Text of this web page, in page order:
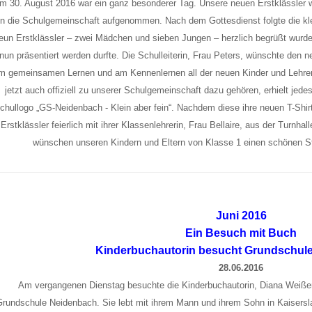
30. August 2016 war ein ganz besonderer Tag. Unsere neuen
die Schulgemeinschaft aufgenommen. Nach dem Gottesdienst folgte die
Erstklässler – zwei Mädchen und sieben Jungen – herzlich begrüßt
nun präsentiert werden durfte. Die Schulleiterin, Frau Peters, wünschte den
gemeinsamen Lernen und am Kennenlernen all der neuen Kinder und
jetzt auch offiziell zu unserer Schulgemeinschaft dazu gehören, erhielt
„GS-Neidenbach - Klein aber fein“. Nachdem diese ihre neuen T-
Erstklässler feierlich mit ihrer Klassenlehrerin, Frau Bellaire, aus der
wünschen unseren Kindern und Eltern von Klasse 1 einen schönen
Juni 2016
Ein Besuch mit Buch
Kinderbuchautorin besucht
28.06.2016
Am vergangenen Dienstag besuchte die Kinderbuchautorin, Diana
Neidenbach. Sie lebt mit ihrem Mann und ihrem Sohn in